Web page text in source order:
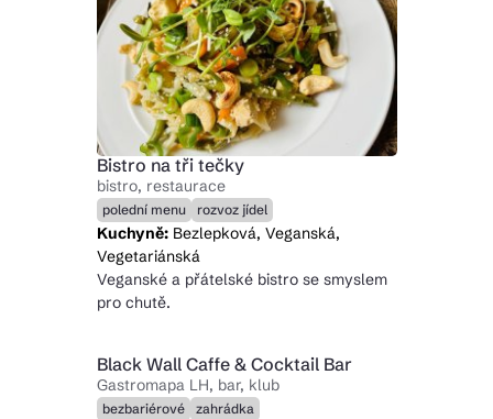
Bistro na tři tečky
bistro, restaurace
polední menu rozvoz jídel
Kuchyně:Bezlepková, Veganská,
Vegetariánská
Veganské a přátelské bistro se smyslem
pro chutě.
Black Wall Caffe & Cocktail Bar
Gastromapa LH, bar, klub
bezbariérové zahrádka